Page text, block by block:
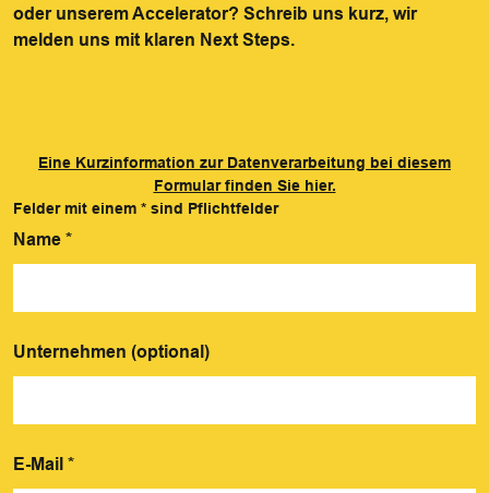
oder unserem Accelerator? Schreib uns kurz, wir
melden uns mit klaren Next Steps.
Eine Kurzinformation zur Datenverarbeitung bei diesem
Formular finden Sie hier.
Felder mit einem * sind Pflichtfelder
Name *
Unternehmen (optional)
E-Mail *